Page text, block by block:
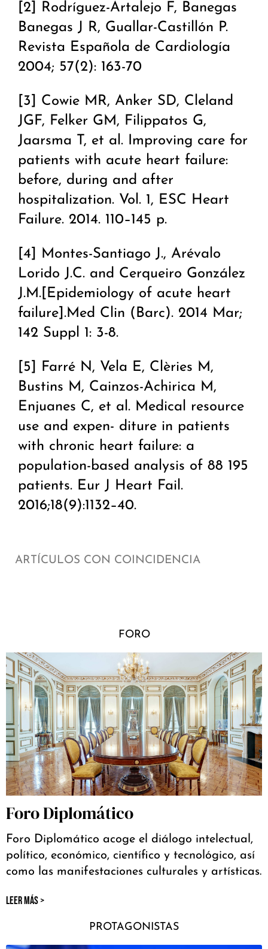
[2] Rodríguez-Artalejo F, Banegas
Banegas J R, Guallar-Castillón P.
Revista Española de Cardiología
2004; 57(2): 163-70
[3] Cowie MR, Anker SD, Cleland
JGF, Felker GM, Filippatos G,
Jaarsma T, et al. Improving care for
patients with acute heart failure:
before, during and after
hospitalization. Vol. 1, ESC Heart
Failure. 2014. 110–145 p.
[4] Montes-Santiago J., Arévalo
Lorido J.C. and Cerqueiro González
J.M.[Epidemiology of acute heart
failure].Med Clin (Barc). 2014 Mar;
142 Suppl 1: 3-8.
[5] Farré N, Vela E, Clèries M,
Bustins M, Cainzos-Achirica M,
Enjuanes C, et al. Medical resource
use and expen- diture in patients
with chronic heart failure: a
population-based analysis of 88 195
patients. Eur J Heart Fail.
2016;18(9):1132–40.
ARTÍCULOS CON COINCIDENCIA
FORO
Foro Diplomático
Foro Diplomático acoge el diálogo intelectual,
político, económico, científico y tecnológico, así
como las manifestaciones culturales y artísticas.
LEER MÁS >
PROTAGONISTAS